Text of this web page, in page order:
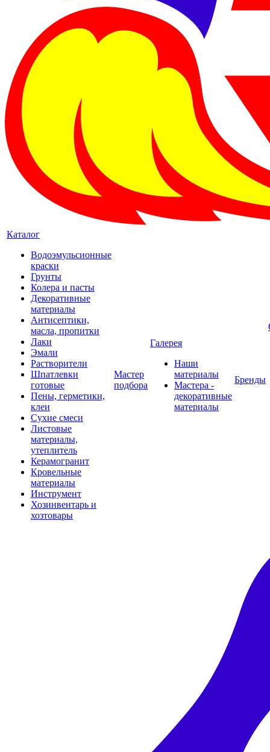
Каталог
Водоэмульсионные
краски
Грунты
Колера и пасты
Декоративные
материалы
Антисептики,
масла, пропитки
Лаки
Эмали
Растворители
Шпатлевки
готовые
Пены, герметики,
клеи
Сухие смеси
Листовые
материалы,
утеплитель
Керамогранит
Кровельные
материалы
Инструмент
Хозинвентарь и
хозтовары
Мастер
подбора
Галерея
Наши
материалы
Мастера -
декоративные
материалы
Бренды